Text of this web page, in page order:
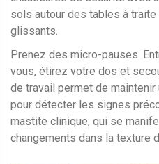
sols autour des tables à
glissants.
Prenez des micro-pauses.
vous, étirez votre dos et
de travail permet de
pour détecter les signes
mastite clinique, qui se
changements dans la texture